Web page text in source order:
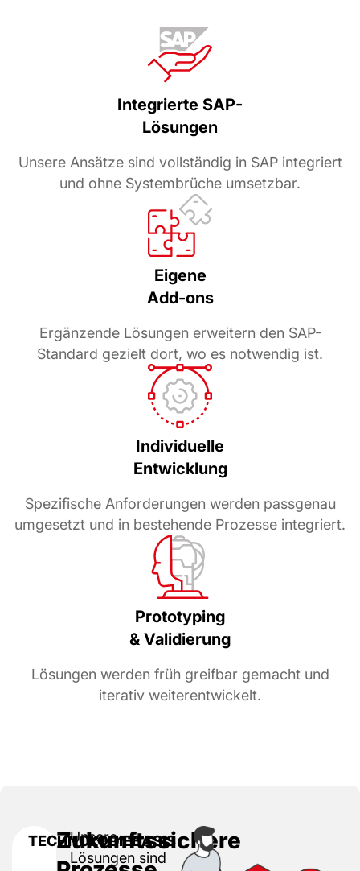
Integrierte SAP-
Lösungen
Unsere Ansätze sind vollständig in SAP integriert
und ohne Systembrüche umsetzbar.
Eigene
Add-ons
Ergänzende Lösungen erweitern den SAP-
Standard gezielt dort, wo es notwendig ist.
Individuelle
Entwicklung
Spezifische Anforderungen werden passgenau
umgesetzt und in bestehende Prozesse integriert.
Prototyping
& Validierung
Lösungen werden früh greifbar gemacht und
iterativ weiterentwickelt.
TECHNOLOGIEBASIS
Zukunftssichere
Unsere
Lösungen sind